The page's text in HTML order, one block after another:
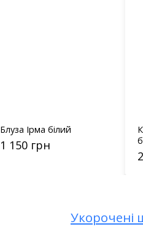
Блуза Ірма білий
1 150 грн
Укорочені